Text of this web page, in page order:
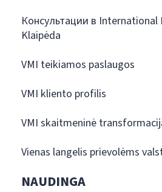
Консультации в International
Klaipėda
VMI teikiamos paslaugos
VMI kliento profilis
VMI skaitmeninė
Vienas langelis prievolėms
NAUDINGA